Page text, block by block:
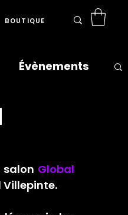
BOUTIQUE
Évènements
salon Global
Villepinte.